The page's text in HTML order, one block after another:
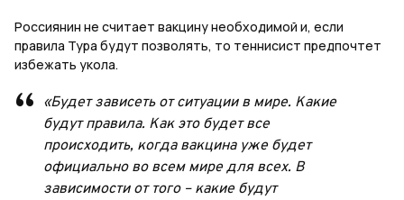
Россиянин не считает вакцину необходимой и, если
правила Тура будут позволять, то теннисист предпочтет
избежать укола.
«Будет зависеть от ситуации в мире. Какие
будут правила. Как это будет все
происходить, когда вакцина уже будет
официально во всем мире для всех. В
зависимости от того – какие будут